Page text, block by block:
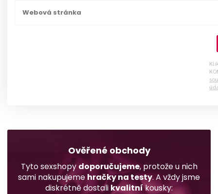
Ověřené obchody
Tyto sexshopy doporučujeme, protože u nich
sami nakupujeme hračky na testy. A vždy jsme
diskrétně dostali kvalitníkousky: